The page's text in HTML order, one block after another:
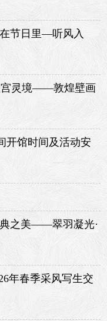
节日里—听风入
宫灵境——敦煌壁画
开馆时间及活动安
典之美——翠羽凝光·
年春季采风写生交